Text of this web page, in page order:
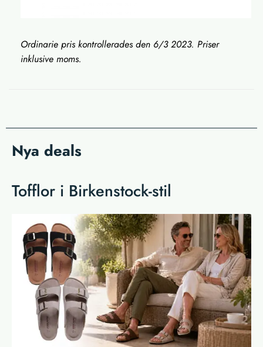
Ordinarie pris kontrollerades den 6/3 2023. Priser
inklusive moms.
Nya deals
Tofflor i Birkenstock-stil